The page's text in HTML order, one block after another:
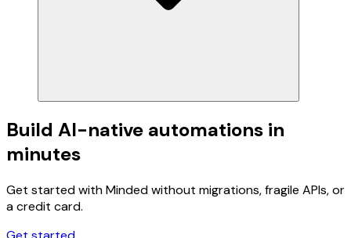
Build AI-native automations in
minutes
Get started with Minded without migrations, fragile APIs, or
a credit card.